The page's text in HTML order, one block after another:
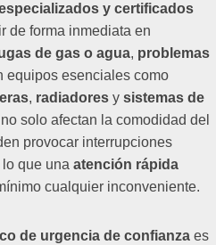
y certificados
de forma inmediata en
de gas o agua, problemas
equipos esenciales como
, radiadores y sistemas de
solo afectan la comodidad del
provocar interrupciones
que una atención rápida
cualquier inconveniente.
de urgencia de confianza es